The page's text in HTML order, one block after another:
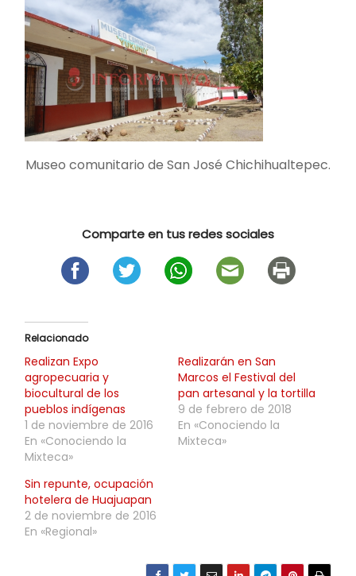
Museo comunitario de San José Chichihualtepec.
Comparte en tus redes sociales
Relacionado
Realizan Expo
agropecuaria y
biocultural de los
pueblos indígenas
1 de noviembre de 2016
En «Conociendo la
Mixteca»
Realizarán en San
Marcos el Festival del
pan artesanal y la tortilla
9 de febrero de 2018
En «Conociendo la
Mixteca»
Sin repunte, ocupación
hotelera de Huajuapan
2 de noviembre de 2016
En «Regional»